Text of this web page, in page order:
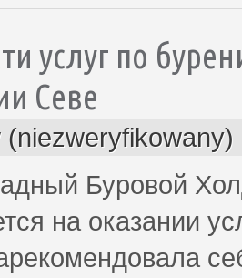
услуг по
Севе
Буровой
на оказании